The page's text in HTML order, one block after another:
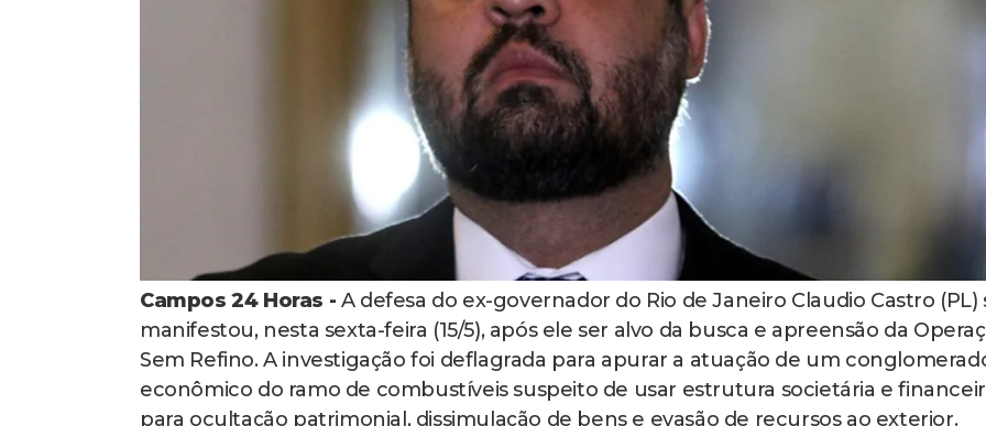
Campos 24 Horas - A defesa do ex-governador do Rio de Janeiro Claudio Castro (PL)
manifestou, nesta sexta-feira (15/5), após ele ser alvo da busca e apreensão da
Sem Refino. A investigação foi deflagrada para apurar a atuação de um
econômico do ramo de combustíveis suspeito de usar estrutura societária e
para ocultação patrimonial, dissimulação de bens e evasão de recursos ao exterior.